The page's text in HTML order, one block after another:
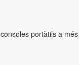
portàtils a més